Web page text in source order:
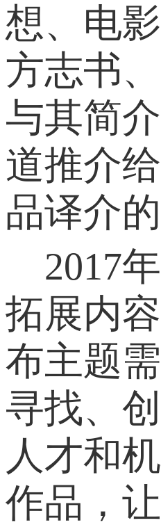
想、电
方志书
与其简
道推介
品译介
2017
拓展内
布主题
寻找、
人才和
作品，